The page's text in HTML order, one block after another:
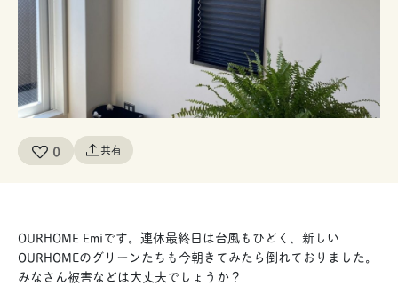
0 共有
OURHOME Emiです。連休最終日は台風もひどく、新しい
OURHOMEのグリーンたちも今朝きてみたら倒れておりました。
みなさん被害などは大丈夫でしょうか？